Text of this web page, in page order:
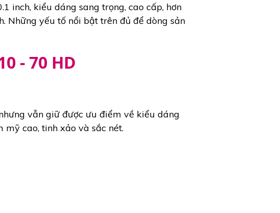
inch, kiểu dáng sang trọng, cao cấp, hơn
Những yếu tố nổi bật trên đủ để dòng sản
- 70 HD
vẫn giữ được ưu điểm về kiểu dáng
mỹ cao, tinh xảo và sắc nét.